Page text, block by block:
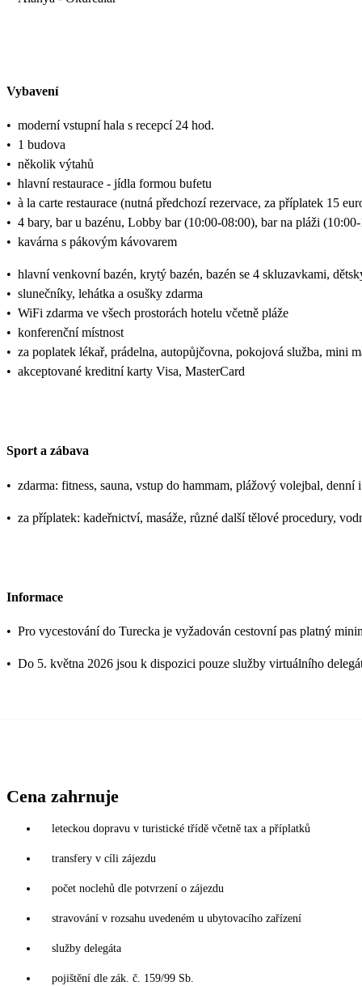
Vybavení
• moderní vstupní hala s recepcí 24 hod.
• 1 budova
• několik výtahů
• hlavní restaurace - jídla formou bufetu
• à la carte restaurace (nutná předchozí rezervace, za příplatek 15
• 4 bary, bar u bazénu, Lobby bar (10:00-08:00), bar na pláži
• kavárna s pákovým kávovarem
• hlavní venkovní bazén, krytý bazén, bazén se 4 skluzavkami,
• slunečníky, lehátka a osušky zdarma
• WiFi zdarma ve všech prostorách hotelu včetně pláže
• konferenční místnost
• za poplatek lékař, prádelna, autopůjčovna, pokojová služba, mini
• akceptované kreditní karty Visa, MasterCard
Sport a zábava
• zdarma: fitness, sauna, vstup do hammam, plážový volejbal,
• za příplatek: kadeřnictví, masáže, různé další tělové procedury,
Informace
• Pro vycestování do Turecka je vyžadován cestovní pas platný
• Do 5. května 2026 jsou k dispozici pouze služby virtuálního
Cena zahrnuje
leteckou dopravu v turistické třídě včetně tax a příplatků
transfery v cíli zájezdu
počet noclehů dle potvrzení o zájezdu
stravování v rozsahu uvedeném u ubytovacího zařízení
služby delegáta
pojištění dle zák. č. 159/99 Sb.